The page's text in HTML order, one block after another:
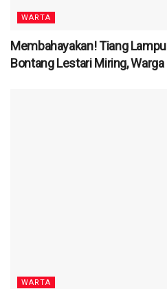
WARTA
Membahayakan! Tiang
Bontang Lestari Miring,
WARTA